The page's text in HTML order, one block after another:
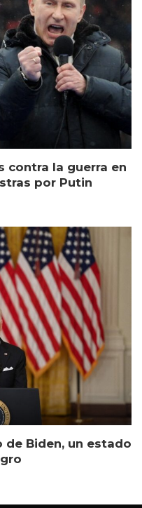
contra la guerra en
por Putin
de Biden, un estado